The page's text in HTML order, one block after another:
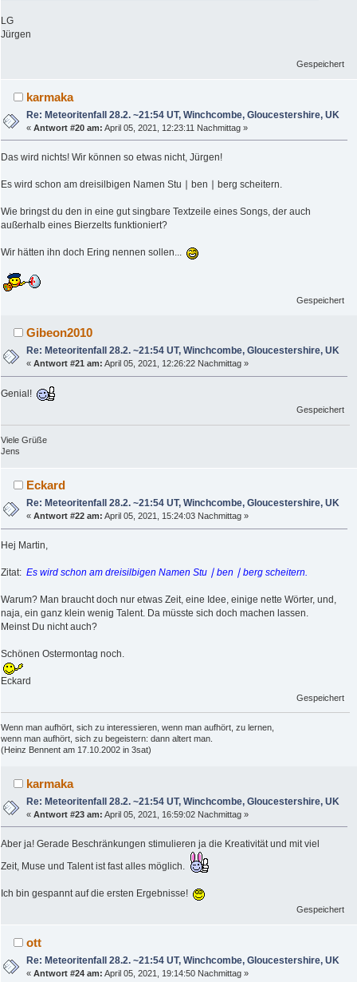
LG
Jürgen
Gespeichert
karmaka
Re: Meteoritenfall 28.2. ~21:54 UT, Winchcombe, Gloucestershire, UK
«Antwort #20 am: April 05, 2021, 12:23:11 Nachmittag »
Das wird nichts! Wir können so etwas nicht, Jürgen!
Es wird schon am dreisilbigen Namen Stu ∣ ben ∣ berg scheitern.
Wie bringst du den in eine gut singbare Textzeile eines Songs, der auch
außerhalb eines Bierzelts funktioniert?
Wir hätten ihn doch Ering nennen sollen...
Gespeichert
Gibeon2010
Re: Meteoritenfall 28.2. ~21:54 UT, Winchcombe, Gloucestershire, UK
«Antwort #21 am: April 05, 2021, 12:26:22 Nachmittag »
Genial!
Gespeichert
Viele Grüße
Jens
Eckard
Re: Meteoritenfall 28.2. ~21:54 UT, Winchcombe, Gloucestershire, UK
«Antwort #22 am: April 05, 2021, 15:24:03 Nachmittag »
Hej Martin,
Zitat: Es wird schon am dreisilbigen Namen Stu ∣ ben ∣ berg scheitern.
Warum? Man braucht doch nur etwas Zeit, eine Idee, einige nette Wörter, und,
naja, ein ganz klein wenig Talent. Da müsste sich doch machen lassen.
Meinst Du nicht auch?
Schönen Ostermontag noch.
Eckard
Gespeichert
Wenn man aufhört, sich zu interessieren, wenn man aufhört, zu lernen,
wenn man aufhört, sich zu begeistern: dann altert man.
(Heinz Bennent am 17.10.2002 in 3sat)
karmaka
Re: Meteoritenfall 28.2. ~21:54 UT, Winchcombe, Gloucestershire, UK
«Antwort #23 am: April 05, 2021, 16:59:02 Nachmittag »
Aber ja! Gerade Beschränkungen stimulieren ja die Kreativität und mit viel
Zeit, Muse und Talent ist fast alles möglich.
Ich bin gespannt auf die ersten Ergebnisse!
Gespeichert
ott
Re: Meteoritenfall 28.2. ~21:54 UT, Winchcombe, Gloucestershire, UK
«Antwort #24 am: April 05, 2021, 19:14:50 Nachmittag »